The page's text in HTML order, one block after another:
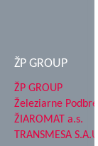
ŽP GROUP
ŽP GROUP
Železiarne
ŽIAROMAT a.s.
TRANSMESA S.A.U.